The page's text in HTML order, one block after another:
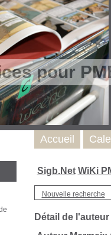
pour
Sigb.Net WiKi
Nouvelle recherche
Détail de l'auteur
Accueil